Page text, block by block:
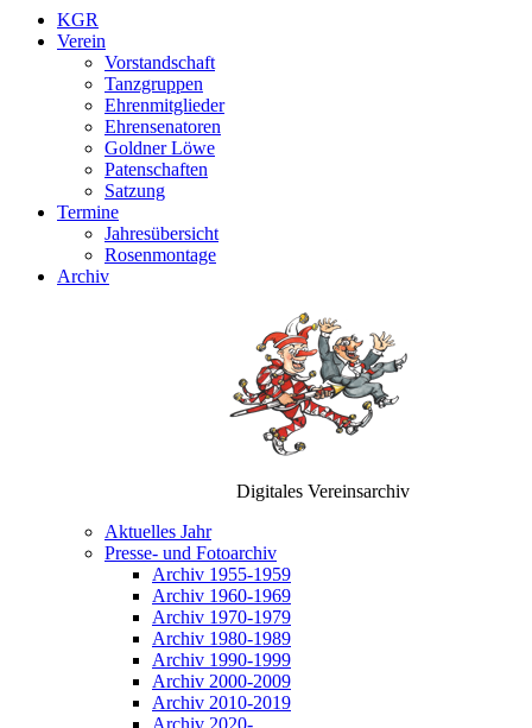
KGR
Verein
Vorstandschaft
Tanzgruppen
Ehrenmitglieder
Ehrensenatoren
Goldner Löwe
Patenschaften
Satzung
Termine
Jahresübersicht
Rosenmontage
Archiv
Digitales Vereinsarchiv
Aktuelles Jahr
Presse- und Fotoarchiv
Archiv 1955-1959
Archiv 1960-1969
Archiv 1970-1979
Archiv 1980-1989
Archiv 1990-1999
Archiv 2000-2009
Archiv 2010-2019